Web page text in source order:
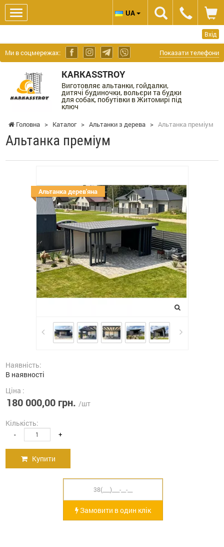
Вхід
Ми в соцмережах: Показати телефони
KARKASSTROY
Виготовляє альтанки, гойдалки,
дитячі будиночки, вольєри та будки
для собак, побутівки в Житомирі під
ключ
UA
Головна > Каталог > Альтанки з дерева > Альтанка преміум
Альтанка преміум
Альтанка дерев'яна
Наявність:
В наявності
Ціна :
180 000,00 грн. /шт
Кількість:
- +
Купити
Замовити в один клік